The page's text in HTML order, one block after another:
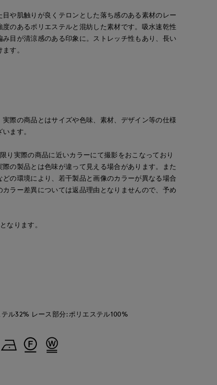
Jinda
広島三越SUPERIORCLOSET
170
cm
ao
岡山天満屋SUPERIORCLOSET
157cm
yama
160 cm
目や肌触りが良くテロンとした落ち感のある素材のレー
度のあるポリエステルと混紡した素材です。吸水速乾性
目が清涼感のある印象に。ストレッチ性もあり、長い
す。
際の商品とはサイズや色味、素材、デザイン等の仕様
ます。
り実際の商品に近いカラーにて撮影をおこなっており
際の製品とは色味が違って見える場合があります。また
の環境により、若干製品と画像のカラーが異なる場合
カラー差異については返品理由となりませんので、予め
なります。
ル32% レース部分:ポリエステル100%